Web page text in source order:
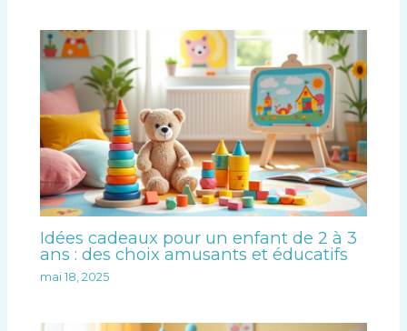
Idées cadeaux pour un enfant de 2 à 3
ans : des choix amusants et éducatifs
mai 18, 2025